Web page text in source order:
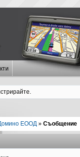
ЕООД »Съобщение